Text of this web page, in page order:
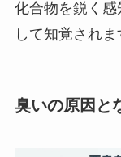
化合物を鋭く感
して知覚されま
臭いの原因と